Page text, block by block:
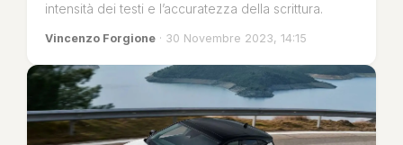
intensità dei testi e l’accuratezza della scrittura.
Vincenzo Forgione · 30 Novembre 2023, 14:15